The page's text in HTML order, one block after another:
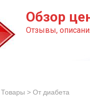
Обзор
Отзывы,
Товары > От диабета